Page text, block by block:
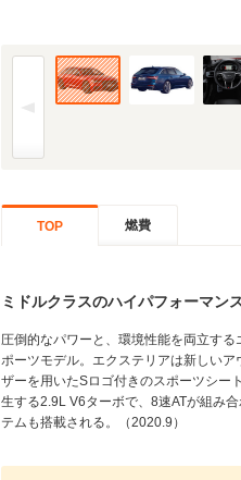
20年
TOP 燃費
ミドルクラスのハイパフォーマン
圧倒的なパワーと、環境性能を両立す
ポーツモデル。エクステリアは新しい
ザーを用いたSロゴ付きのスポーツシー
生する2.9L V6ターボで、8速ATが組み
テムも搭載される。（2020.9）